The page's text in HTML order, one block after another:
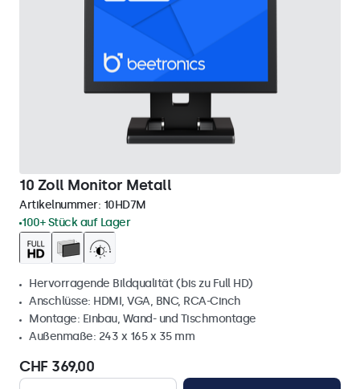
10 Zoll Monitor Metall
Artikelnummer: 10HD7M
100+ Stück auf Lager
Hervorragende Bildqualität (bis zu Full HD)
Anschlüsse: HDMI, VGA, BNC, RCA-Cinch
Montage: Einbau, Wand- und Tischmontage
Außenmaße: 243 x 165 x 35 mm
CHF 369,00